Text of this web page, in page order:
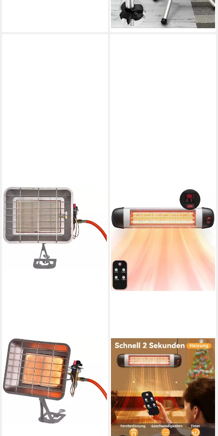
höhenverstellbar
-10%
lieferbar - in 3-4 Werktagen bei dir